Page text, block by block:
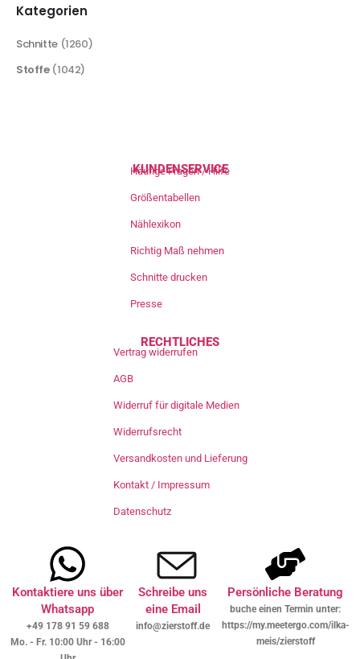
Kategorien
Schnitte (1260)
Stoffe (1042)
KUNDENSERVICE
Häufige Fragen / Hilfe
Größentabellen
Nählexikon
Richtig Maß nehmen
Schnitte drucken
Presse
RECHTLICHES
Vertrag widerrufen
AGB
Widerruf für digitale Medien
Widerrufsrecht
Versandkosten und Lieferung
Kontakt / Impressum
Datenschutz
Kontaktiere uns über
Whatsapp
+49 178 91 59 688
Mo. - Fr. 10:00 Uhr - 16:00
Schreibe uns
eine Email
info@zierstoff.de
Persönliche Beratung
buche einen Termin unter:
https://my.meetergo.com/ilka-
meis/zierstoff